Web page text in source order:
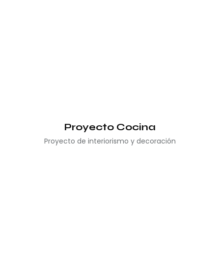
Proyecto Cocina
Proyecto de interiorismo y decoración